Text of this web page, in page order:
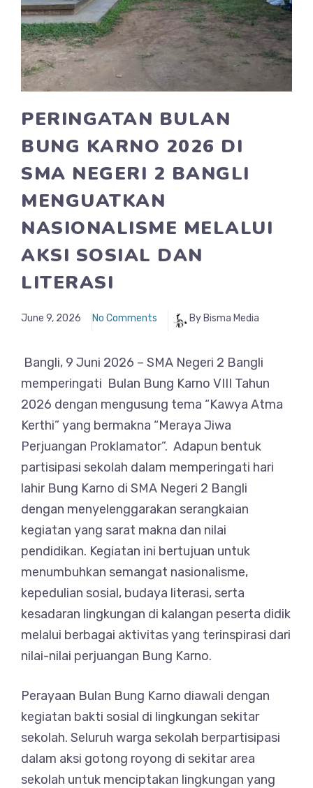
PERINGATAN BULAN
BUNG KARNO 2026 DI
SMA NEGERI 2 BANGLI
MENGUATKAN
NASIONALISME MELALUI
AKSI SOSIAL DAN
LITERASI
June 9, 2026 No Comments By Bisma Media
Bangli, 9 Juni 2026 – SMA Negeri 2 Bangli
memperingati Bulan Bung Karno VIII Tahun
2026 dengan mengusung tema “Kawya Atma
Kerthi” yang bermakna “Meraya Jiwa
Perjuangan Proklamator”. Adapun bentuk
partisipasi sekolah dalam memperingati hari
lahir Bung Karno di SMA Negeri 2 Bangli
dengan menyelenggarakan serangkaian
kegiatan yang sarat makna dan nilai
pendidikan. Kegiatan ini bertujuan untuk
menumbuhkan semangat nasionalisme,
kepedulian sosial, budaya literasi, serta
kesadaran lingkungan di kalangan peserta didik
melalui berbagai aktivitas yang terinspirasi dari
nilai-nilai perjuangan Bung Karno.
Perayaan Bulan Bung Karno diawali dengan
kegiatan bakti sosial di lingkungan sekitar
sekolah. Seluruh warga sekolah berpartisipasi
dalam aksi gotong royong di sekitar area
sekolah untuk menciptakan lingkungan yang